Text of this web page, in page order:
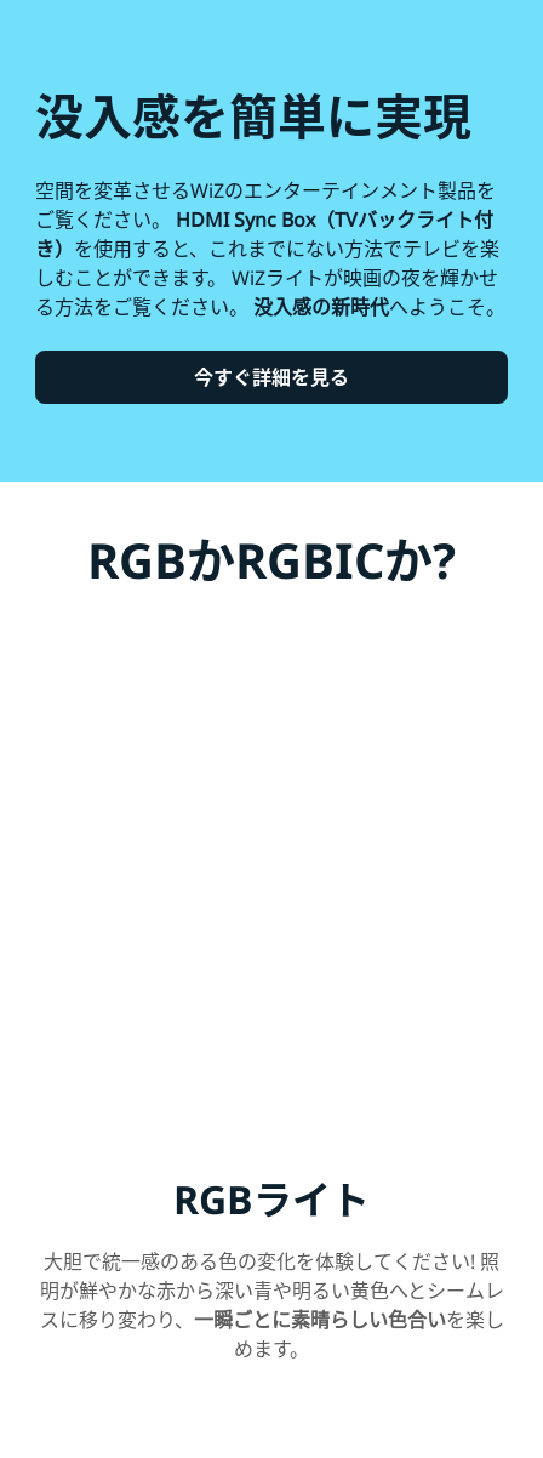
没入感を簡単に実現
空間を変革させるWiZのエンターテインメント製品を
ご覧ください。 HDMI Sync Box（TVバックライト付
き） を使用すると、これまでにない方法でテレビを楽
しむことができます。 WiZライトが映画の夜を輝かせ
る方法をご覧ください。 没入感の新時代へようこそ。
今すぐ詳細を見る
RGBかRGBICか?
RGBライト
大胆で統一感のある色の変化を体験してください! 照
明が鮮やかな赤から深い青や明るい黄色へとシームレ
スに移り変わり、 一瞬ごとに素晴らしい色合いを楽し
めます。